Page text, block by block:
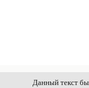
Данный текст